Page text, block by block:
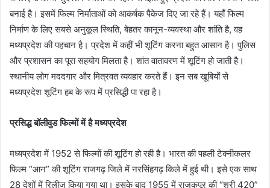
बनाई है। इसमें फिल्म निर्माताओं को आकर्षक पैकेज दिए जा रहे हैं। यहाँ फिल्म
निर्माण के लिए सबसे अनुकूल स्थिति, बेहतर कानून-व्यवस्था और शांति है, वह
मध्यप्रदेश की पहचान है। प्रदेश में कहीं भी शूटिंग करना बहुत आसान है। पुलिस
और प्रशासन का पूरा सहयोग मिलता है। शांत वातावरण में शूटिंग हो जाती है।
स्थानीय लोग मददगार और मित्रवत व्यवहार करते हैं। इन सब खूबियों से
मध्यप्रदेश शूटिंग हब के रूप में प्रसिद्धी पा रहा है।
प्रसिद्ध बॉलीवुड फिल्मों में है मध्यप्रदेश
मध्यप्रदेश में 1952 से फिल्मों की शूटिंग हो रही है। भारत की पहली टेक्नीकलर
फिल्म “आन” की शूटिंग राजगढ़ जिले में नरसिंहगढ़ किले में हुई थी। इसे एक साथ
28 देशों में रिलीज किया गया था। इसके बाद 1955 में राजकपूर की “श्री 420”